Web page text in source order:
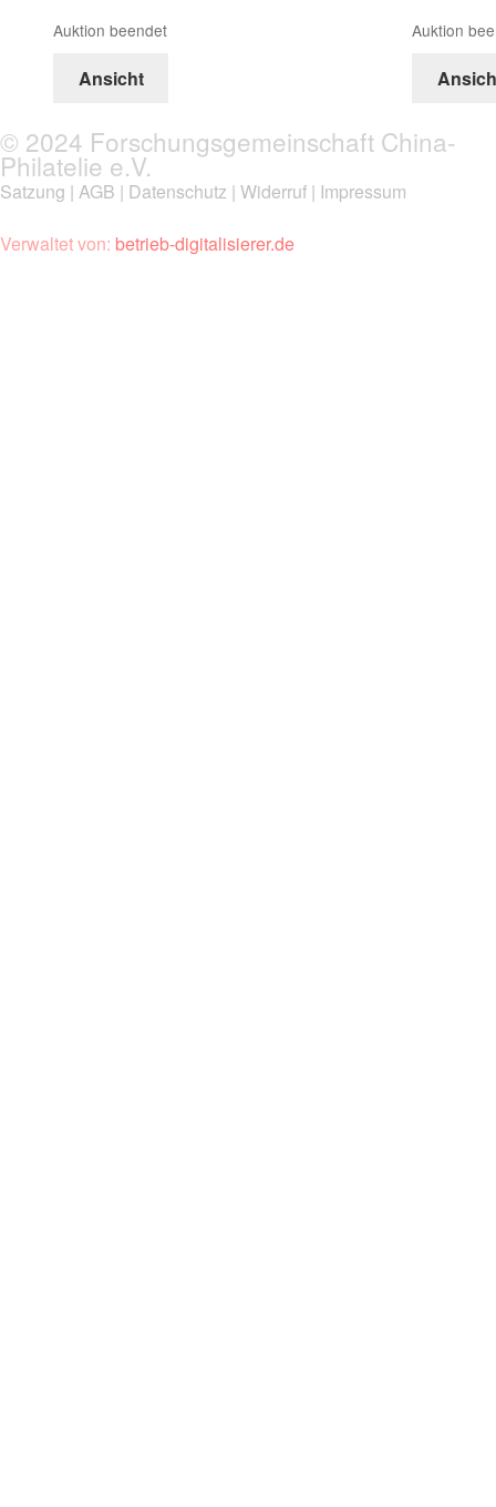
Auktion beendet
Ansicht
Auktion
© 2024 Forschungsgemeinschaft China-
Philatelie e.V.
Satzung | AGB | Datenschutz | Widerruf | Impressum
Verwaltet von: betrieb-digitalisierer.de